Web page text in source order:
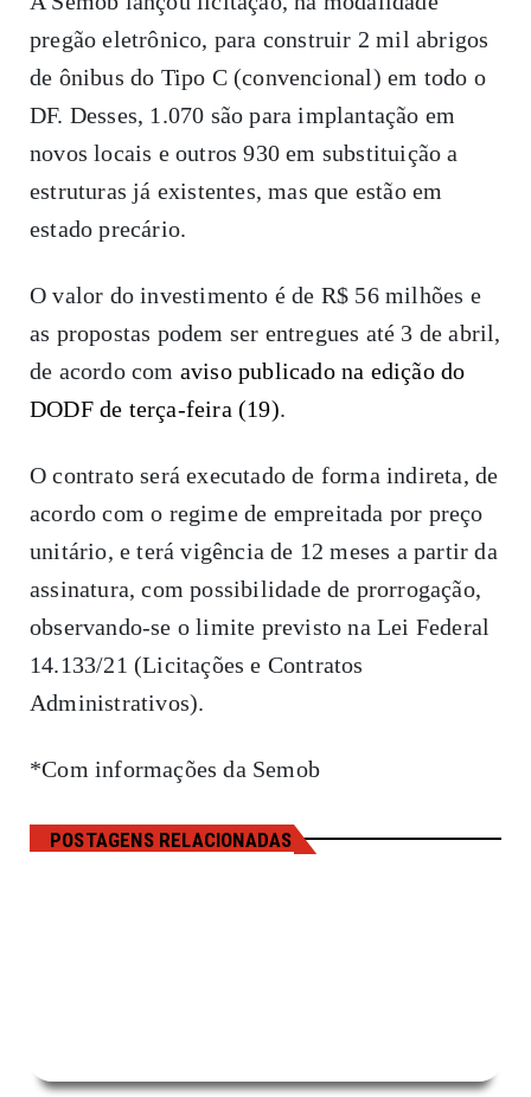
pregão eletrônico, para construir 2 mil abrigos
de ônibus do Tipo C (convencional) em todo o
DF. Desses, 1.070 são para implantação em
novos locais e outros 930 em substituição a
estruturas já existentes, mas que estão em
estado precário.
O valor do investimento é de R$ 56 milhões e
as propostas podem ser entregues até 3 de abril,
de acordo com aviso publicado na edição do
DODF de terça-feira (19).
O contrato será executado de forma indireta, de
acordo com o regime de empreitada por preço
unitário, e terá vigência de 12 meses a partir da
assinatura, com possibilidade de prorrogação,
observando-se o limite previsto na Lei Federal
14.133/21 (Licitações e Contratos
Administrativos).
*Com informações da Semob
POSTAGENS RELACIONADAS